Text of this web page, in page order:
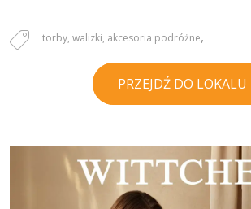
torby, walizki, akcesoria podróżne,
PRZEJDŹ DO LOKALU